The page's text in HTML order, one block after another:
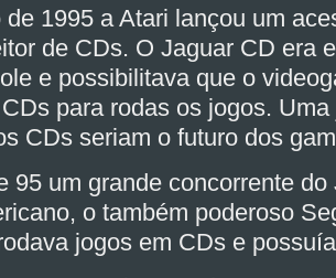
de 1995 a Atari lançou um
de CDs. O Jaguar CD era
e possibilitava que o
para rodas os jogos.
CDs seriam o futuro dos
95 um grande concorrente
o também poderoso
jogos em CDs e